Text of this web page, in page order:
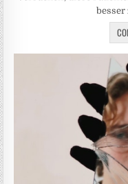
besser